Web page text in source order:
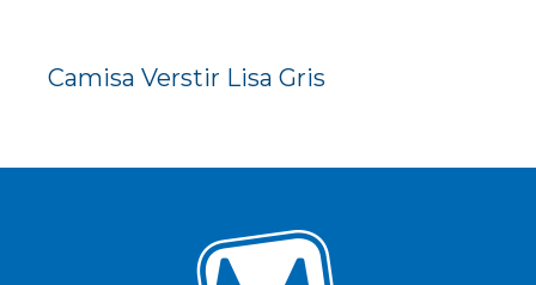
Camisa Verstir Lisa Gris